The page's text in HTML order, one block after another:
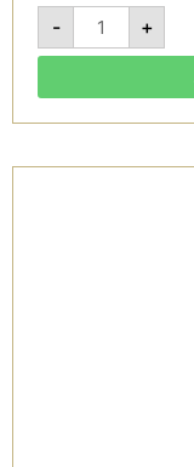
-
Gavi
DOCG
Bio
2022
quantità
+